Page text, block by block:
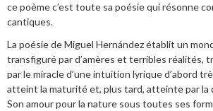
ce poème c’est toute sa poésie qui résonne
cantiques.
La poésie de Miguel Hernández établit un
transfiguré par d’amères et terribles réalités,
par le miracle d’une intuition lyrique d’abord
atteint la maturité et, plus tard, atteinte par la
Son amour pour la nature sous toutes ses